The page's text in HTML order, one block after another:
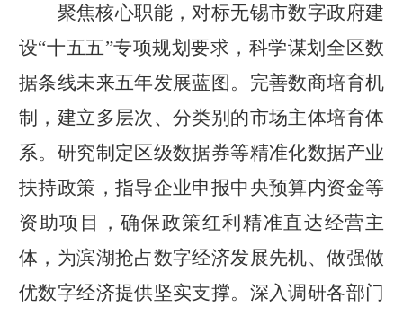
聚焦核心职能，对标无锡市数字政府建
设“十五五”专项规划要求，科学谋划全区数
据条线未来五年发展蓝图。完善数商培育机
制，建立多层次、分类别的市场主体培育体
系。研究制定区级数据券等精准化数据产业
扶持政策，指导企业申报中央预算内资金等
资助项目，确保政策红利精准直达经营主
体，为滨湖抢占数字经济发展先机、做强做
优数字经济提供坚实支撑。深入调研各部门